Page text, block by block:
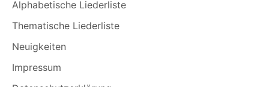
Alphabetische Liederliste
Thematische Liederliste
Neuigkeiten
Impressum